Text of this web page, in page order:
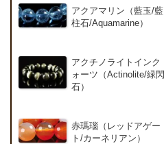
アクアマリン（藍玉/藍
柱石/Aquamarine）
アクチノライトインク
ォーツ（Actinolite/緑閃
石）
赤瑪瑙（レッドアゲー
ト/カーネリアン）